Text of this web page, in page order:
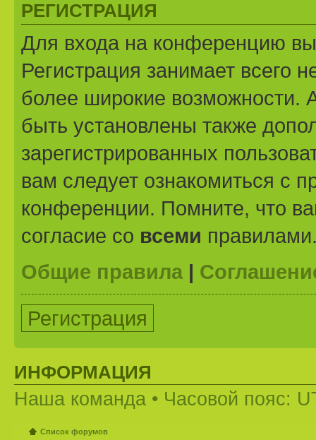
РЕГИСТРАЦИЯ
Для входа на конференцию
Регистрация занимает всего
более широкие возможности.
быть установлены также
зарегистрированных
вам следует ознакомиться с
конференции. Помните, что
согласие со всеми
Общие правила |
Регистрация
ИНФОРМАЦИЯ
Наша команда • Часовой пояс:
Список форумов